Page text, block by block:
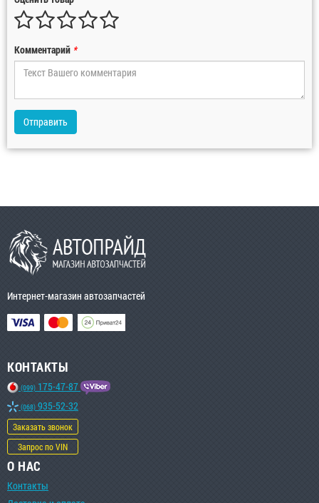
Комментарий *
Отправить
Интернет-магазин автозапчастей
КОНТАКТЫ
(099) 175-47-87
(068) 935-52-32
Заказать звонок
Запрос по VIN
О НАС
Контакты